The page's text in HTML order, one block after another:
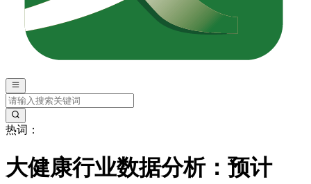
热词：
大健康行业数据分析：预计